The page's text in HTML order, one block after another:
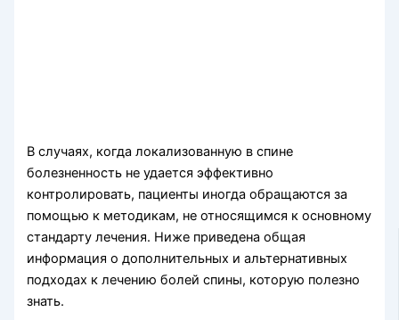
В случаях, когда локализованную в спине
болезненность не удается эффективно
контролировать, пациенты иногда обращаются за
помощью к методикам, не относящимся к основному
стандарту лечения. Ниже приведена общая
информация о дополнительных и альтернативных
подходах к лечению болей спины, которую полезно
знать.